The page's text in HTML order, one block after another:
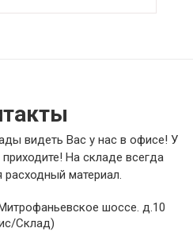
видеть Вас у нас в офисе! У
На складе всегда
материал.
шоссе. д.10
Склад)